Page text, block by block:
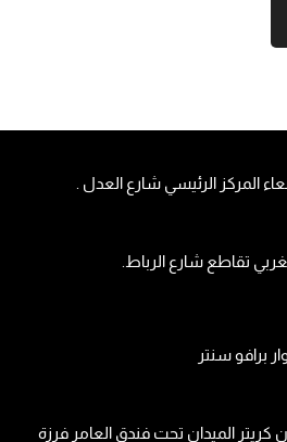
برافو سنتر
كريتر الميدان تحت فندق العامر فرزة
المركز الرئيسي شارع العدل .
تقاطع شارع الرباط.